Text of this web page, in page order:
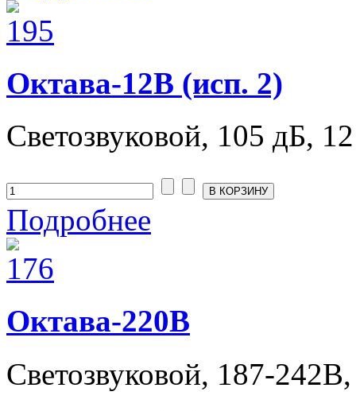
Октава-12В (исп. 2)
Светозвуковой, 105 дБ,
Подробнее
Октава-220В
Светозвуковой, 187-